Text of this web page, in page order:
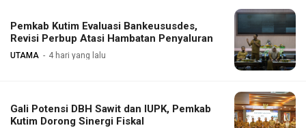
Pemkab Kutim Evaluasi Bankeususdes,
Revisi Perbup Atasi Hambatan Penyaluran
UTAMA 4 hari yang lalu
Gali Potensi DBH Sawit dan IUPK, Pemkab
Kutim Dorong Sinergi Fiskal